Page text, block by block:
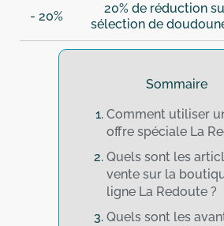
- 20%
20% de réduction
sélection de
Sommaire
Comment utiliser
offre spéciale La
Quels sont les
vente sur la
ligne La Redoute ?
Quels sont les